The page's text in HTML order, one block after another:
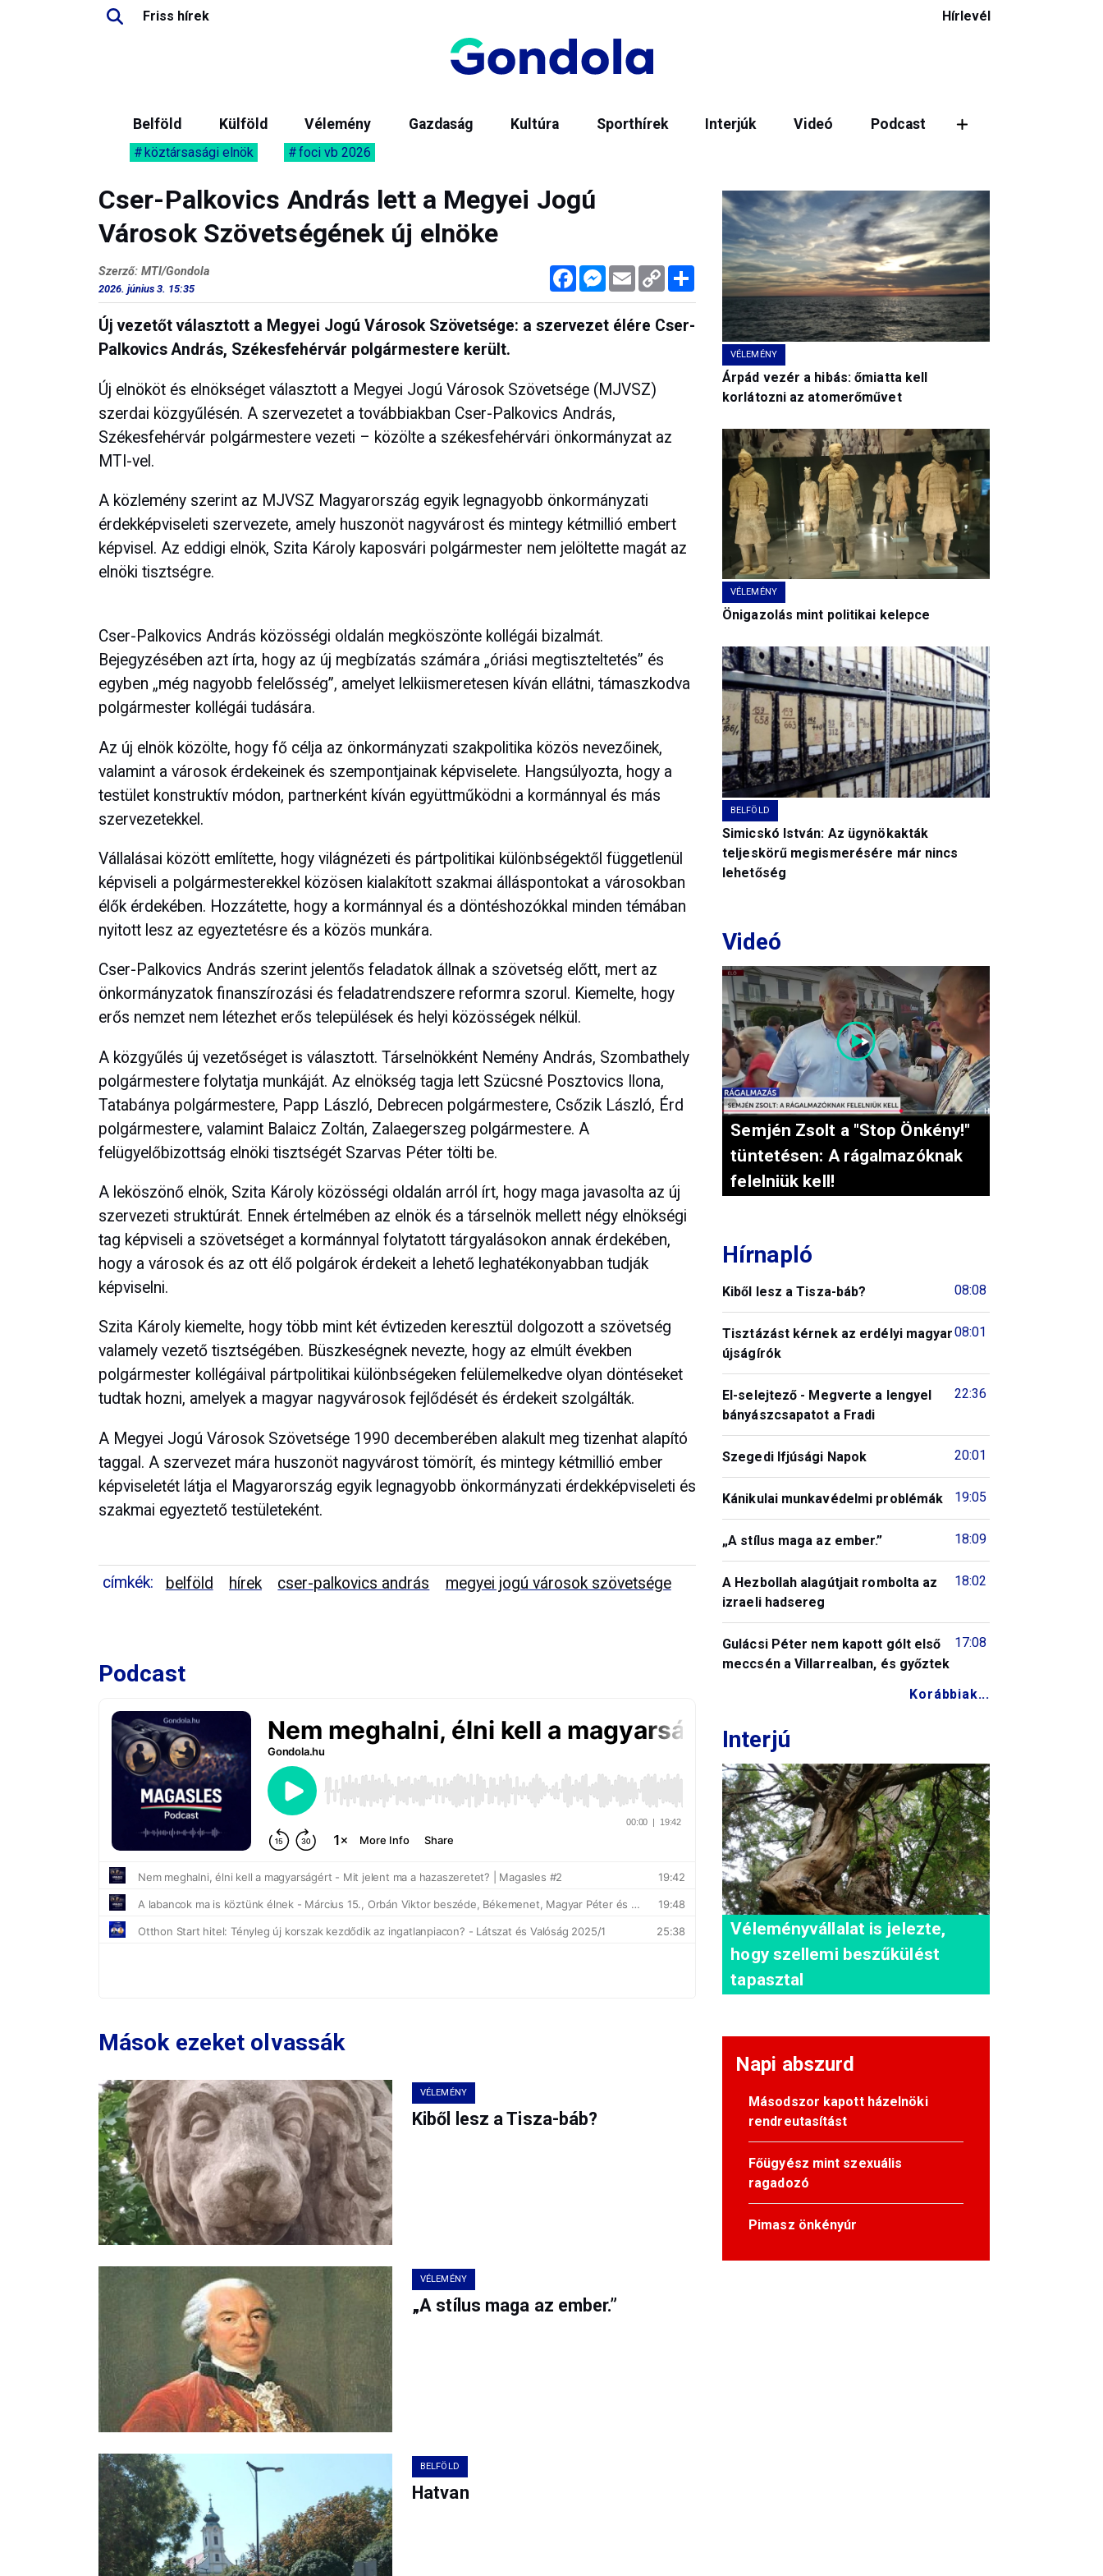
Friss hírek Hírlevél
Belföld Külföld Vélemény Gazdaság Kultúra Sporthírek Interjúk Videó Podcast
köztársasági elnök foci vb 2026
Cser-Palkovics András lett a Megyei Jogú
Városok Szövetségének új elnöke
FacebookMessenger
Email Copy
Link
Megosztás
Szerző: MTI/Gondola
2026. június 3. 15:35
Új vezetőt választott a Megyei Jogú Városok Szövetsége: a szervezet élére Cser-
Palkovics András, Székesfehérvár polgármestere került.
Új elnököt és elnökséget választott a Megyei Jogú Városok Szövetsége (MJVSZ)
szerdai közgyűlésén. A szervezetet a továbbiakban Cser-Palkovics András,
Székesfehérvár polgármestere vezeti – közölte a székesfehérvári önkormányzat az
MTI-vel.
A közlemény szerint az MJVSZ Magyarország egyik legnagyobb önkormányzati
érdekképviseleti szervezete, amely huszonöt nagyvárost és mintegy kétmillió embert
képvisel. Az eddigi elnök, Szita Károly kaposvári polgármester nem jelöltette magát az
elnöki tisztségre.
Cser-Palkovics András közösségi oldalán megköszönte kollégái bizalmát.
Bejegyzésében azt írta, hogy az új megbízatás számára „óriási megtiszteltetés” és
egyben „még nagyobb felelősség”, amelyet lelkiismeretesen kíván ellátni, támaszkodva
polgármester kollégái tudására.
Az új elnök közölte, hogy fő célja az önkormányzati szakpolitika közös nevezőinek,
valamint a városok érdekeinek és szempontjainak képviselete. Hangsúlyozta, hogy a
testület konstruktív módon, partnerként kíván együttműködni a kormánnyal és más
szervezetekkel.
Vállalásai között említette, hogy világnézeti és pártpolitikai különbségektől függetlenül
képviseli a polgármesterekkel közösen kialakított szakmai álláspontokat a városokban
élők érdekében. Hozzátette, hogy a kormánnyal és a döntéshozókkal minden témában
nyitott lesz az egyeztetésre és a közös munkára.
Cser-Palkovics András szerint jelentős feladatok állnak a szövetség előtt, mert az
önkormányzatok finanszírozási és feladatrendszere reformra szorul. Kiemelte, hogy
erős nemzet nem létezhet erős települések és helyi közösségek nélkül.
A közgyűlés új vezetőséget is választott. Társelnökként Nemény András, Szombathely
polgármestere folytatja munkáját. Az elnökség tagja lett Szücsné Posztovics Ilona,
Tatabánya polgármestere, Papp László, Debrecen polgármestere, Csőzik László, Érd
polgármestere, valamint Balaicz Zoltán, Zalaegerszeg polgármestere. A
felügyelőbizottság elnöki tisztségét Szarvas Péter tölti be.
A leköszönő elnök, Szita Károly közösségi oldalán arról írt, hogy maga javasolta az új
szervezeti struktúrát. Ennek értelmében az elnök és a társelnök mellett négy elnökségi
tag képviseli a szövetséget a kormánnyal folytatott tárgyalásokon annak érdekében,
hogy a városok és az ott élő polgárok érdekeit a lehető leghatékonyabban tudják
képviselni.
Szita Károly kiemelte, hogy több mint két évtizeden keresztül dolgozott a szövetség
valamely vezető tisztségében. Büszkeségnek nevezte, hogy az elmúlt években
polgármester kollégáival pártpolitikai különbségeken felülemelkedve olyan döntéseket
tudtak hozni, amelyek a magyar nagyvárosok fejlődését és érdekeit szolgálták.
A Megyei Jogú Városok Szövetsége 1990 decemberében alakult meg tizenhat alapító
taggal. A szervezet mára huszonöt nagyvárost tömörít, és mintegy kétmillió ember
képviseletét látja el Magyarország egyik legnagyobb önkormányzati érdekképviseleti és
szakmai egyeztető testületeként.
címkék: belföld hírek cser-palkovics andrás megyei jogú városok szövetsége
Podcast
Mások ezeket olvassák
VÉLEMÉNY
Kiből lesz a Tisza-báb?
VÉLEMÉNY
„A stílus maga az ember.”
BELFÖLD
Hatvan
VÉLEMÉNY
Árpád vezér a hibás: őmiatta kell
korlátozni az atomerőművet
VÉLEMÉNY
Önigazolás mint politikai kelepce
BELFÖLD
Simicskó István: Az ügynökakták
teljeskörű megismerésére már nincs
lehetőség
Videó
Semjén Zsolt a "Stop Önkény!"
tüntetésen: A rágalmazóknak
felelniük kell!
Hírnapló
08:08
Kiből lesz a Tisza-báb?
08:01
Tisztázást kérnek az erdélyi magyar
újságírók
22:36
El-selejtező - Megverte a lengyel
bányászcsapatot a Fradi
20:01
Szegedi Ifjúsági Napok
19:05
Kánikulai munkavédelmi problémák
18:09
„A stílus maga az ember.”
18:02
A Hezbollah alagútjait rombolta az
izraeli hadsereg
17:08
Gulácsi Péter nem kapott gólt első
meccsén a Villarrealban, és győztek
Korábbiak...
Interjú
Véleményvállalat is jelezte,
hogy szellemi beszűkülést
tapasztal
Napi abszurd
Másodszor kapott házelnöki
rendreutasítást
Főügyész mint szexuális
ragadozó
Pimasz önkényúr